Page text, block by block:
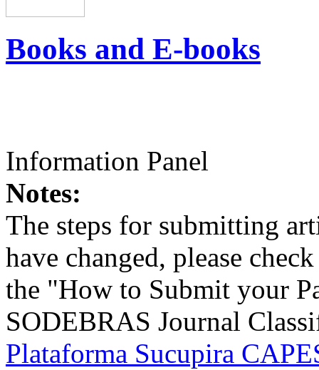
Books and E-books
Information Panel
Notes:
The steps for submitting
have changed, please
the "How to Submit your
SODEBRAS Journal
Plataforma Sucupira